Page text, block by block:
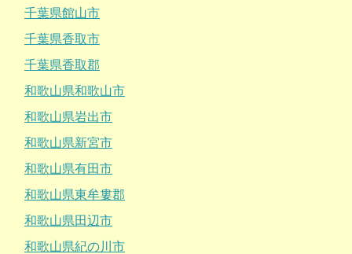
千葉県館山市
千葉県香取市
千葉県香取郡
和歌山県和歌山市
和歌山県岩出市
和歌山県新宮市
和歌山県有田市
和歌山県東牟婁郡
和歌山県田辺市
和歌山県紀の川市